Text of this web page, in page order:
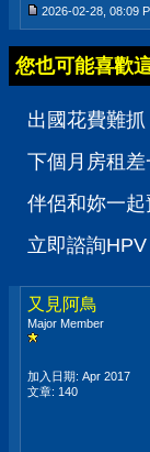
2026-02-28, 08:09
您也可能喜歡
出國花費難
下個月房租
伴侶和妳一
立即諮詢
又見阿鳥
Major Member
加入日期: Apr 2017
文章: 140